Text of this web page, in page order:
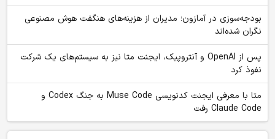
بودجه‌سوزی در آمازون؛ مدیران از هزینه‌های هنگفت هوش مصنوعی
نگران شده‌اند
پس از OpenAI و آنتروپیک، ایجنت متا نیز به سیستم‌های یک شرکت
نفوذ کرد
متا با معرفی ایجنت کدنویسی Muse Code به جنگ Codex و
Claude Code رفت